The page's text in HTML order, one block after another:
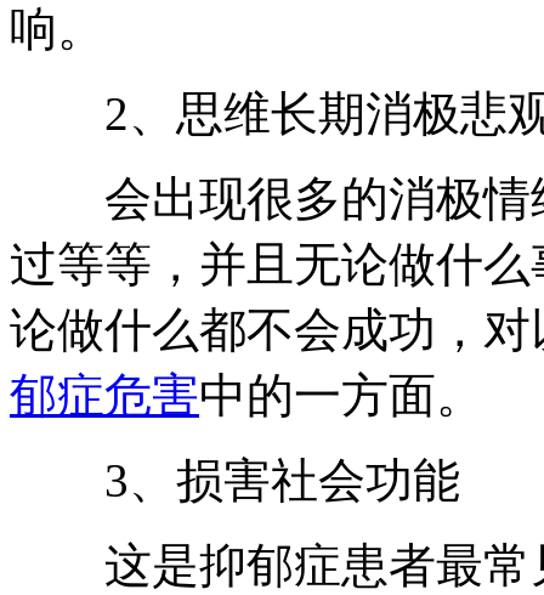
响。
2、思维长期消极悲
会出现很多的消极情
过等等，并且无论做什
论做什么都不会成功，
郁症危害中的一方面。
3、损害社会功能
这是抑郁症患者最常